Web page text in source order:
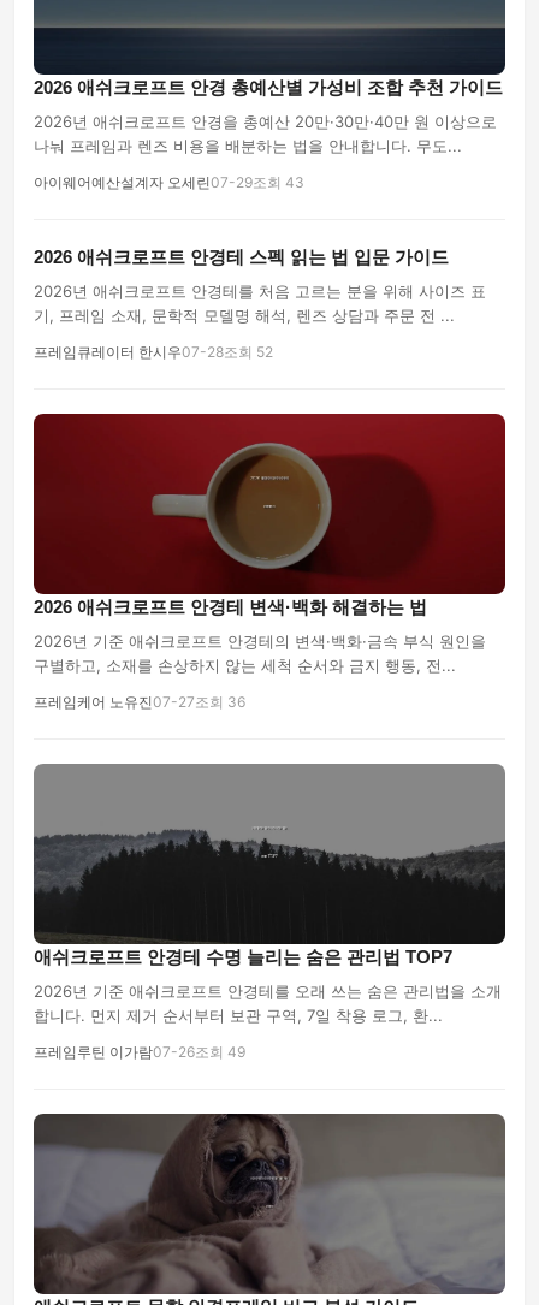
2026 애쉬크로프트 안경 총예산별 가성비 조합 추천 가이드
2026년 애쉬크로프트 안경을 총예산 20만·30만·40만 원 이상으로
나눠 프레임과 렌즈 비용을 배분하는 법을 안내합니다. 무도...
아이웨어예산설계자 오세린07-29조회 43
2026 애쉬크로프트 안경테 스펙 읽는 법 입문 가이드
2026년 애쉬크로프트 안경테를 처음 고르는 분을 위해 사이즈 표
기, 프레임 소재, 문학적 모델명 해석, 렌즈 상담과 주문 전 ...
프레임큐레이터 한시우07-28조회 52
2026 애쉬크로프트 안경테 변색·백화 해결하는 법
2026년 기준 애쉬크로프트 안경테의 변색·백화·금속 부식 원인을
구별하고, 소재를 손상하지 않는 세척 순서와 금지 행동, 전...
프레임케어 노유진07-27조회 36
애쉬크로프트 안경테 수명 늘리는 숨은 관리법 TOP7
2026년 기준 애쉬크로프트 안경테를 오래 쓰는 숨은 관리법을 소개
합니다. 먼지 제거 순서부터 보관 구역, 7일 착용 로그, 환...
프레임루틴 이가람07-26조회 49